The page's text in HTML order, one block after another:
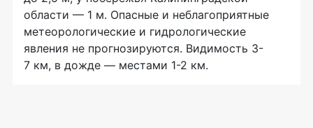
области — 1 м. Опасные и неблагоприятные
метеорологические и гидрологические
явления не прогнозируются. Видимость 3-
7 км, в дожде — местами 1-2 км.